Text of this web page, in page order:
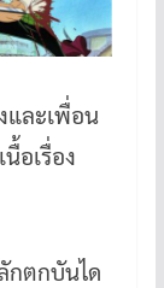
และเพื่อน
อเรื่อง
กตกบันได